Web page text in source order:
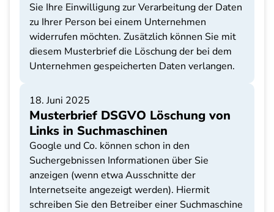
Sie Ihre Einwilligung zur Verarbeitung der Daten
zu Ihrer Person bei einem Unternehmen
widerrufen möchten. Zusätzlich können Sie mit
diesem Musterbrief die Löschung der bei dem
Unternehmen gespeicherten Daten verlangen.
18. Juni 2025
Musterbrief DSGVO Löschung von
Links in Suchmaschinen
Google und Co. können schon in den
Suchergebnissen Informationen über Sie
anzeigen (wenn etwa Ausschnitte der
Internetseite angezeigt werden). Hiermit
schreiben Sie den Betreiber einer Suchmaschine